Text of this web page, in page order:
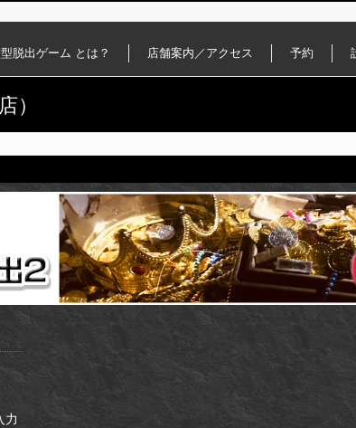
脱出ゲーム とは？ 店舗案内／アクセス 予約
）
力